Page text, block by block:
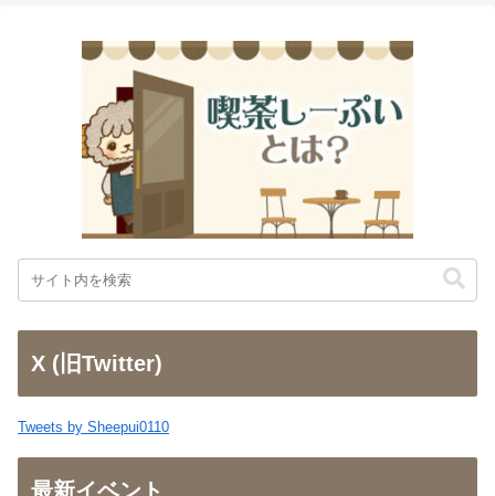
X (旧Twitter)
Tweets by Sheepui0110
最新イベント